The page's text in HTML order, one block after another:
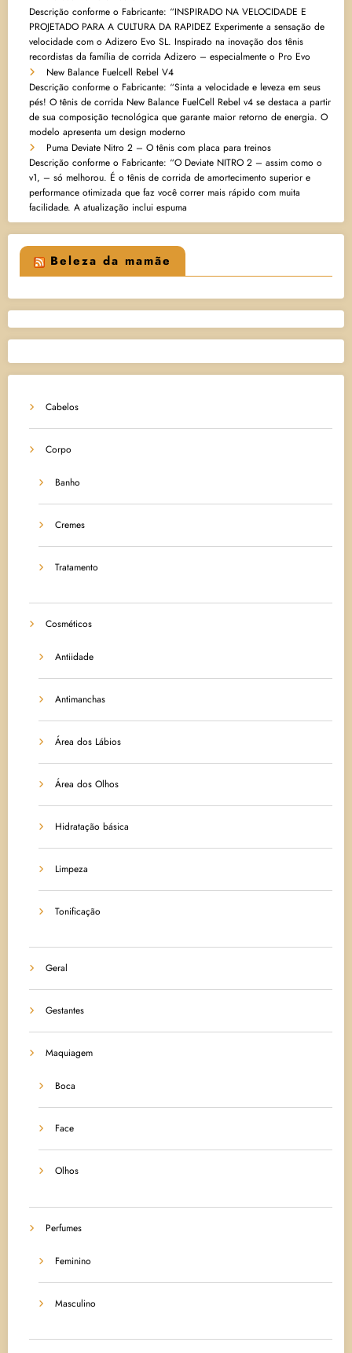
Descrição conforme o Fabricante: “INSPIRADO NA VELOCIDADE E
PROJETADO PARA A CULTURA DA RAPIDEZ Experimente a sensação de
velocidade com o Adizero Evo SL. Inspirado na inovação dos tênis
recordistas da família de corrida Adizero – especialmente o Pro Evo
New Balance Fuelcell Rebel V4
Descrição conforme o Fabricante: “Sinta a velocidade e leveza em seus
pés! O tênis de corrida New Balance FuelCell Rebel v4 se destaca a partir
de sua composição tecnológica que garante maior retorno de energia. O
modelo apresenta um design moderno
Puma Deviate Nitro 2 – O tênis com placa para treinos
Descrição conforme o Fabricante: “O Deviate NITRO 2 – assim como o
v1, – só melhorou. É o tênis de corrida de amortecimento superior e
performance otimizada que faz você correr mais rápido com muita
facilidade. A atualização inclui espuma
Beleza da mamãe
Cabelos
Corpo
Banho
Cremes
Tratamento
Cosméticos
Antiidade
Antimanchas
Área dos Lábios
Área dos Olhos
Hidratação básica
Limpeza
Tonificação
Geral
Gestantes
Maquiagem
Boca
Face
Olhos
Perfumes
Feminino
Masculino